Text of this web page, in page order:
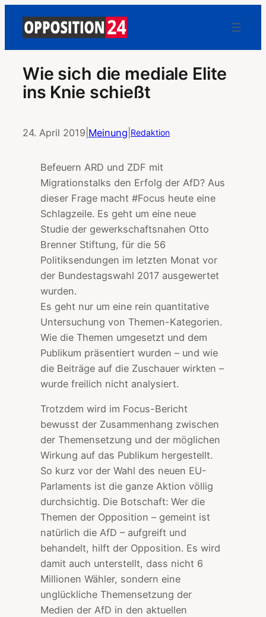
Wie sich die mediale Elite
ins Knie schießt
24. April 2019 Meinung Redaktion
Befeuern ARD und ZDF mit
Migrationstalks den Erfolg der AfD? Aus
dieser Frage macht #Focus heute eine
Schlagzeile. Es geht um eine neue
Studie der gewerkschaftsnahen Otto
Brenner Stiftung, für die 56
Politiksendungen im letzten Monat vor
der Bundestagswahl 2017 ausgewertet
wurden.
Es geht nur um eine rein quantitative
Untersuchung von Themen-Kategorien.
Wie die Themen umgesetzt und dem
Publikum präsentiert wurden – und wie
die Beiträge auf die Zuschauer wirkten –
wurde freilich nicht analysiert.
Trotzdem wird im Focus-Bericht
bewusst der Zusammenhang zwischen
der Themensetzung und der möglichen
Wirkung auf das Publikum hergestellt.
So kurz vor der Wahl des neuen EU-
Parlaments ist die ganze Aktion völlig
durchsichtig. Die Botschaft: Wer die
Themen der Opposition – gemeint ist
natürlich die AfD – aufgreift und
behandelt, hilft der Opposition. Es wird
damit auch unterstellt, dass nicht 6
Millionen Wähler, sondern eine
unglückliche Themensetzung der
Medien der AfD in den aktuellen